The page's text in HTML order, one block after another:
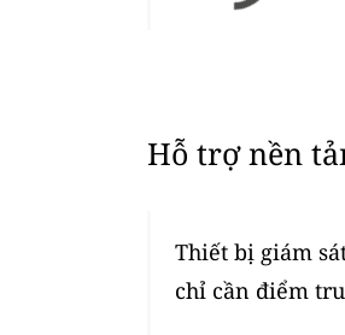
Hỗ trợ nền
Thiết bị giám
chỉ cần điểm